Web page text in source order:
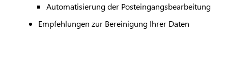
Automatisierung der Posteingangsbearbeitung
Empfehlungen zur Bereinigung Ihrer Daten